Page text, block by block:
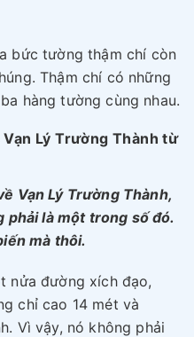
bức tường thậm chí còn
Thậm chí có những
hàng tường cùng nhau.
Lý Trường Thành từ
Vạn Lý Trường Thành,
phải là một trong số đó.
mà thôi.
nửa đường xích đạo,
chỉ cao 14 mét và
Vì vậy, nó không phải